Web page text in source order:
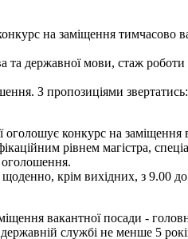
на заміщення тимчасово
державної мови, стаж
З пропозиціями
конкурс на заміщення
рівнем магістра,
оголошення.
щоденно, крім вихідних, з 9.00
вакантної посади -
службі не менше 5